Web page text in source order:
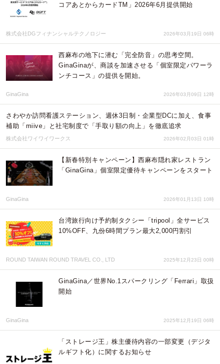
コアあとからカードTM」2026年6月提供開始
株式会社DGフィナンシャルテクノロジー 2026年03月19日 06時
西麻布の地下に潜む「完全防音」の思考空間。
GinaGinaが、商談を加速させる「個室限定パワーラ
ンチコース」の提供を開始。
GinaGina 2026年03月09日 12時
さわやか訪問看護ステーション、週休3日制・企業型DCに加え、食事
補助「miive」と社宅制度で「手取り額の向上」を徹底追求
株式会社ワイワイワークス 2026年02月03日 01時
【新春特別キャンペーン】西麻布隠れ家レストラン
「GinaGina」個室限定優待キャンペーンをスタート
GinaGina 2026年01月13日 10時
台湾旅行向け予約制タクシー「tripool」全サービス
10%OFF、九份6時間プラン最大2,000円割引
ROUND TAIWAN ROUND TRAVEL CO., LTD 2025年12月23日 00時
GinaGina／世界No.1スパークリング「Ferrari」取扱
開始
GinaGina 2025年12月19日 06時
「ストレージ王」株主優待内容の一部変更（デジタ
ルギフト化）に関するお知らせ